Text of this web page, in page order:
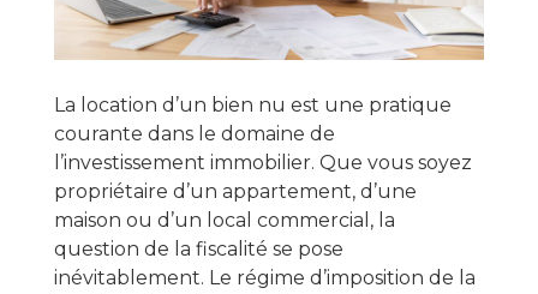
La location d’un bien nu est une pratique
courante dans le domaine de
l’investissement immobilier. Que vous soyez
propriétaire d’un appartement, d’une
maison ou d’un local commercial, la
question de la fiscalité se pose
inévitablement. Le régime d’imposition de la